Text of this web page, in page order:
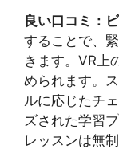
良い口コミ：
することで、
きます。VR上
められます。
ルに応じたチ
ズされた学習
レッスンは無